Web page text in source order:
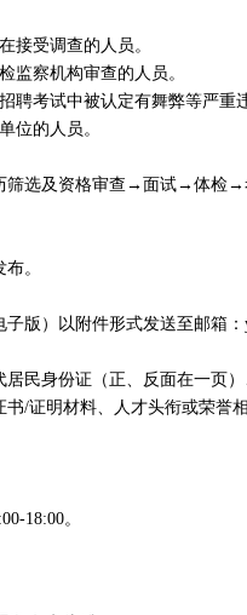
接受调查的人员。
监察机构审查的人员。
聘考试中被认定有舞弊等严重
位的人员。
筛选及资格审查→面试→体检
。
版）以附件形式发送至邮箱：
民身份证（正、反面在一页
/证明材料、人才头衔或荣誉
18:00。